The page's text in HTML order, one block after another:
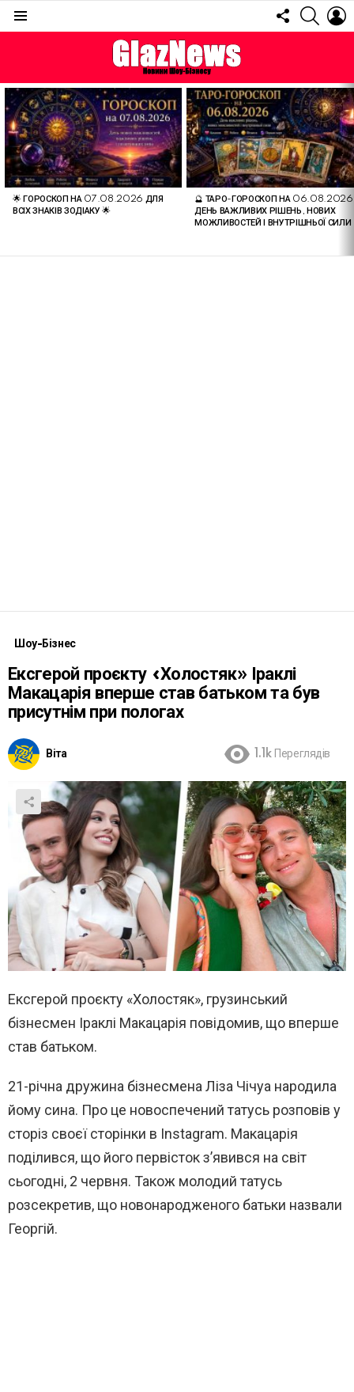
FOLLOW
US
ОСТАННІ
СТАТТІ
🌟 ГОРОСКОП НА 07.08.2026 ДЛЯ
ВСІХ ЗНАКІВ ЗОДІАКУ 🌟
🔮 ТАРО-ГОРОСКОП НА
ДЕНЬ ВАЖЛИВИХ РІШЕНЬ, НОВИХ
МОЖЛИВОСТЕЙ І ВНУТРІШНЬОЇ СИЛИ
Шоу-Бізнес
Ексгерой проєкту «Холостяк» Іраклі
Макацарія вперше став батьком та був
присутнім при пологах
Віта 1.1k Переглядів
Ексгерой проєкту «Холостяк», грузинський
бізнесмен Іраклі Макацарія повідомив, що вперше
став батьком.
21-річна дружина бізнесмена Ліза Чічуа народила
йому сина. Про це новоспечений татусь розповів у
сторіз своєї сторінки в Instagram. Макацарія
поділився, що його первісток з’явився на світ
сьогодні, 2 червня. Також молодий татусь
розсекретив, що новонародженого батьки назвали
Георгій.